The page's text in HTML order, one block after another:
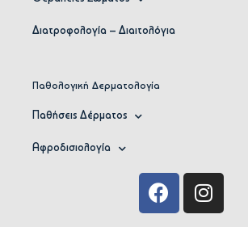
Διατροφολογία – Διαιτολόγια
Παθολογική Δερματολογία
Παθήσεις Δέρματος
Αφροδισιολογία